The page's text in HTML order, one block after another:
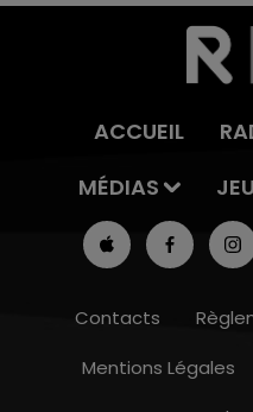
ACCUEIL
MÉDIAS
Contacts
Mentions Légales